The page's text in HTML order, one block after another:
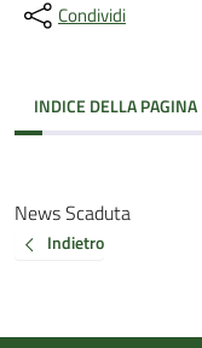
Condividi
INDICE DELLA PAGINA
News Scaduta
Indietro